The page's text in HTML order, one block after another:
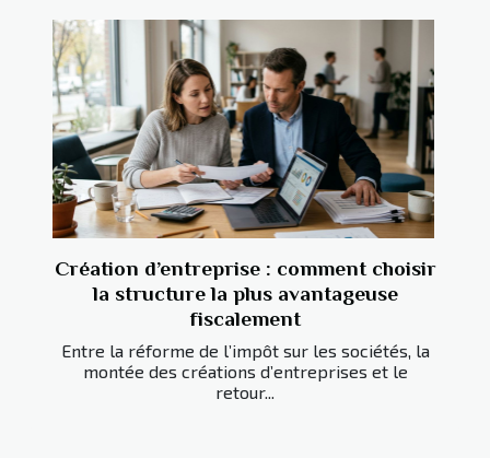
Création d’entreprise : comment choisir
la structure la plus avantageuse
fiscalement
Entre la réforme de l’impôt sur les sociétés, la
montée des créations d’entreprises et le
retour...